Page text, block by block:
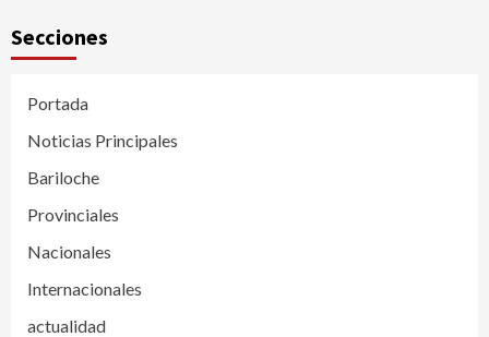
Secciones
Portada
Noticias Principales
Bariloche
Provinciales
Nacionales
Internacionales
actualidad